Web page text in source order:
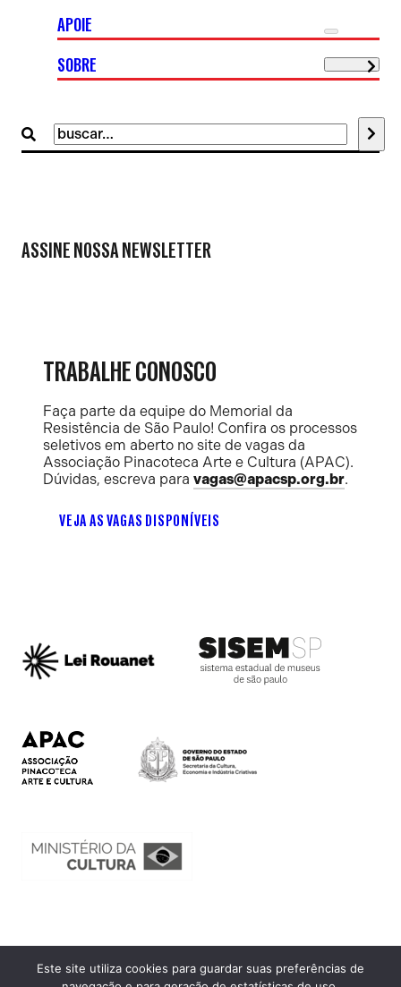
Buscar
por:
APOIE
SOBRE
ASSINE NOSSA NEWSLETTER
TRABALHE CONOSCO
Faça parte da equipe do Memorial da
Resistência de São Paulo! Confira os processos
seletivos em aberto no site de vagas da
Associação Pinacoteca Arte e Cultura (APAC).
Dúvidas, escreva para vagas@apacsp.org.br.
VEJA AS VAGAS DISPONÍVEIS
Ouvidoria
Este site utiliza cookies para guardar suas preferências de